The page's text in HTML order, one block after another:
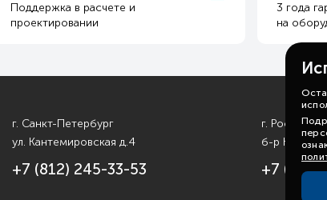
Поддержка в расчете и
проектировании
3 года
на
г. Санкт-Петербург
ул. Кантемировская д.4
+7 (812) 245-33-53
г. Ростов-
б-р
+7 (863)